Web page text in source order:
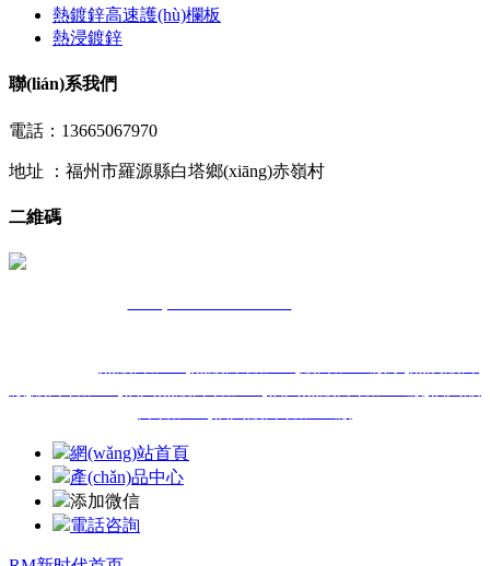
熱鍍鋅高速護(hù)欄板
熱浸鍍鋅
聯(lián)系我們
電話：13665067970
地址 ：福州市羅源縣白塔鄉(xiāng)赤嶺村
二維碼
網(wǎng)站首頁
產(chǎn)品中心
添加微信
電話咨詢